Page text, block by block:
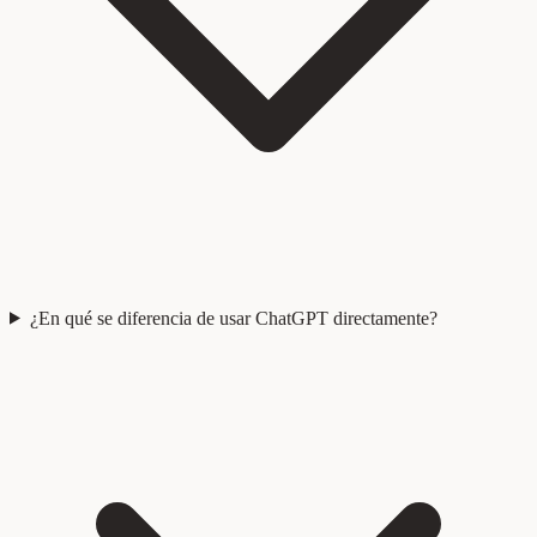
¿En qué se diferencia de usar ChatGPT directamente?